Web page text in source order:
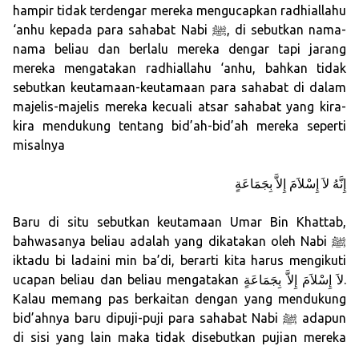
hampir tidak terdengar mereka mengucapkan radhiallahu
‘anhu kepada para sahabat Nabi ﷺ, di sebutkan nama-
nama beliau dan berlalu mereka dengar tapi jarang
mereka mengatakan radhiallahu ‘anhu, bahkan tidak
sebutkan keutamaan-keutamaan para sahabat di dalam
majelis-majelis mereka kecuali atsar sahabat yang kira-
kira mendukung tentang bid’ah-bid’ah mereka seperti
misalnya
إِنَّهُ لاَ إِسْلاَمَ إِلاَّ بِجَمَاعَةٍ
Baru di situ sebutkan keutamaan Umar Bin Khattab,
bahwasanya beliau adalah yang dikatakan oleh Nabi ﷺ
iktadu bi ladaini min ba’di, berarti kita harus mengikuti
ucapan beliau dan beliau mengatakan لاَ إِسْلاَمَ إِلاَّ بِجَمَاعَةٍ.
Kalau memang pas berkaitan dengan yang mendukung
bid’ahnya baru dipuji-puji para sahabat Nabi ﷺ adapun
di sisi yang lain maka tidak disebutkan pujian mereka